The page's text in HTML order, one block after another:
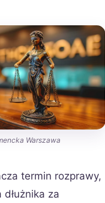
Warszawa
termin rozprawy,
za